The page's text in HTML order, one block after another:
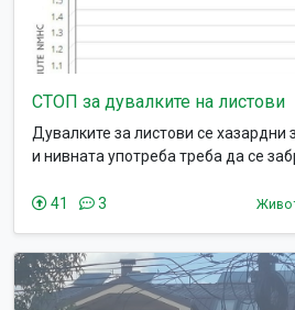
СТОП за дувалките на листови
Дувалките за листови се хазардни
и нивната употреба треба да се
41
3